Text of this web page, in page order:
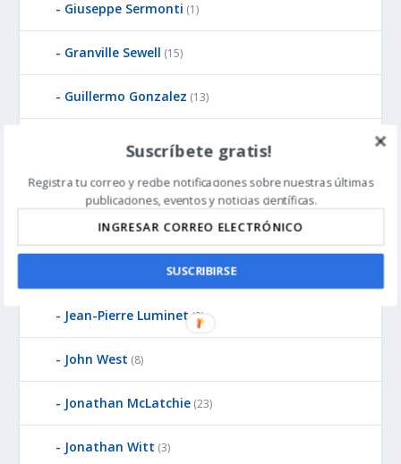
Giuseppe Sermonti (1)
Granville Sewell (15)
Guillermo Gonzalez (13)
(25)
Howard Glicksman(8)
Howard Glicksman(5)
Jean-Pierre Luminet (2)
John West (8)
Jonathan McLatchie (23)
Jonathan Witt (3)
Suscríbete gratis!
Registra tu correo y recibe notificaciones sobre nuestras últimas
publicaciones, eventos y noticias científicas.
SUSCRIBIRSE